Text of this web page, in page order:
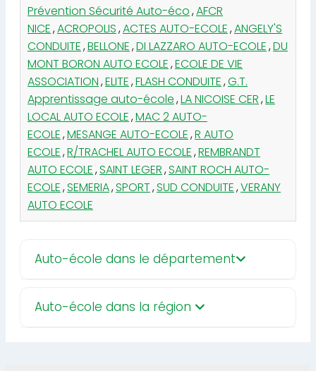
Prévention Sécurité Auto-éco,AFCR
NICE,ACROPOLIS,ACTES AUTO-ECOLE,ANGELY'S
CONDUITE,BELLONE,DI LAZZARO AUTO-ECOLE,DU
MONT BORON AUTO ECOLE,ECOLE DE VIE
ASSOCIATION,ELITE,FLASH CONDUITE,G.T.
Apprentissage auto-école,LA NICOISE CER,LE
LOCAL AUTO ECOLE,MAC 2 AUTO-
ECOLE,MESANGE AUTO-ECOLE,R AUTO
ECOLE,R/TRACHEL AUTO ECOLE,REMBRANDT
AUTO ECOLE,SAINT LEGER,SAINT ROCH AUTO-
ECOLE,SEMERIA,SPORT,SUD CONDUITE,VERANY
AUTO ECOLE
Auto-école dans le département
Auto-école dans la région